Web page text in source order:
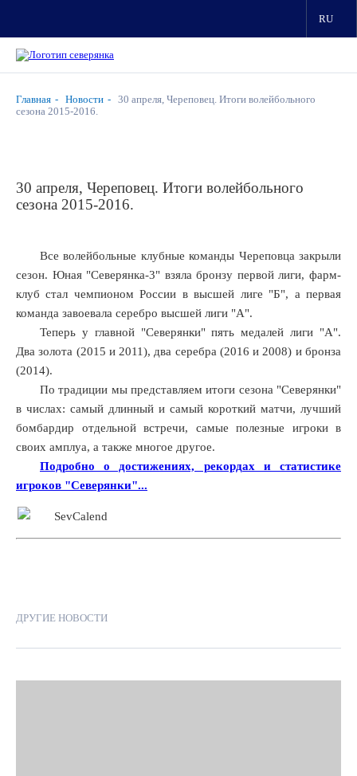
RU
Главная Новости
30 апреля, Череповец. Итоги волейбольного
сезона 2015-2016.
30 апреля, Череповец. Итоги волейбольного
сезона 2015-2016.
Все волейбольные клубные команды Череповца закрыли
сезон. Юная "Северянка-3" взяла бронзу первой лиги, фарм-
клуб стал чемпионом России в высшей лиге "Б", а первая
команда завоевала серебро высшей лиги "А".
Теперь у главной "Северянки" пять медалей лиги "А".
Два золота (2015 и 2011), два серебра (2016 и 2008) и бронза
(2014).
По традиции мы представляем итоги сезона "Северянки"
в числах: самый длинный и самый короткий матчи, лучший
бомбардир отдельной встречи, самые полезные игроки в
своих амплуа, а также многое другое.
Подробно о достижениях, рекордах и статистике
игроков "Северянки"...
ДРУГИЕ НОВОСТИ